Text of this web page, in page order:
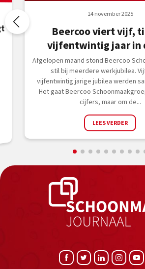
14 november 2025
Beercoo viert vijf,
vijfentwintig jaar in
Afgelopen maand stond Beercoo
stil bij meerdere werkjubilea.
vijfentwintig jarige jubilea werden
Het gaat Beercoo
cijfers, maar om de...
LEES VERDER